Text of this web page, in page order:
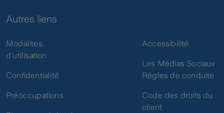
Autres liens
Modalites
d'utilisation
Confidentialité
Préoccupations
Accessibilité
Les Médias Sociaux
Règles de conduite
Code des droits du
client